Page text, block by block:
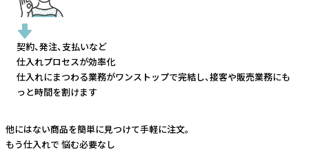
契約、発注、支払いなど
仕入れプロセスが効率化
仕入れにまつわる業務がワンストップで完結し、接客や販売業務にも
っと時間を割けます
他にはない商品を簡単に見つけて手軽に注文。
もう仕入れで 悩む必要なし